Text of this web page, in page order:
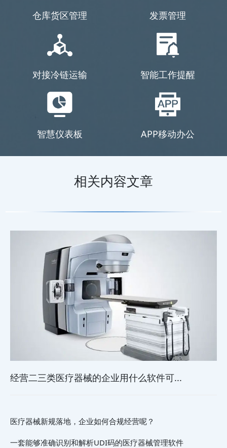
仓库货区管理 发票管理
对接冷链运输 智能工作提醒
智慧仪表板 APP移动办公
相关内容文章
经营二三类医疗器械的企业用什么软件可...
医疗器械新规落地，企业如何合规经营呢？
一套能够准确识别和解析UDI码的医疗器械管理软件